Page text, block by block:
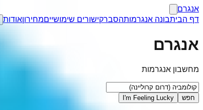
אנגרם
דף הביתבונה אנגרמותהסברקישורים שימושייםמחירוןאודות
אנגרם
מחשבון אנגרמות
חפש I'm Feeling Lucky